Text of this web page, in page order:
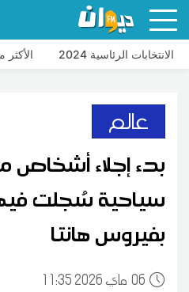
الانتخابات الرئاسية 2024 الأكثر
عالم
بدء إجلاء أشخاص
سياحية سُجلت
بفيروس هانتا
06 11:35 2026 ماي